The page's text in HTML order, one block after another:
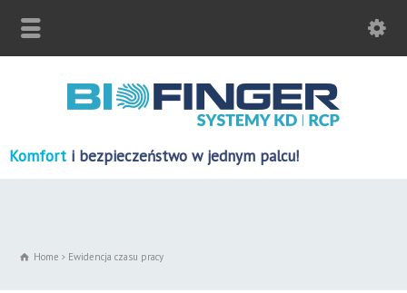
Komfort i bezpieczeństwo w jednym palcu!
Home Ewidencja czasu pracy